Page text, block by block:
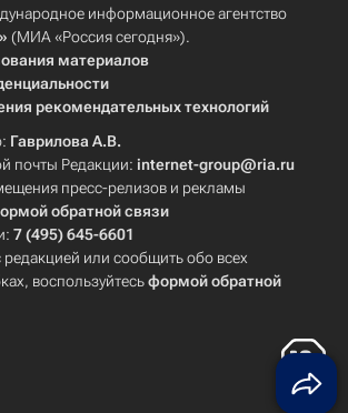
информационное агентство
(МИА «Россия сегодня»).
материалов
рекомендательных технологий
Гаврилова А.В.
почты Редакции: internet-group@ria.ru
пресс-релизов и рекламы
обратной связи
7 (495) 645-6601
редакцией или сообщить обо всех
воспользуйтесьформой обратной